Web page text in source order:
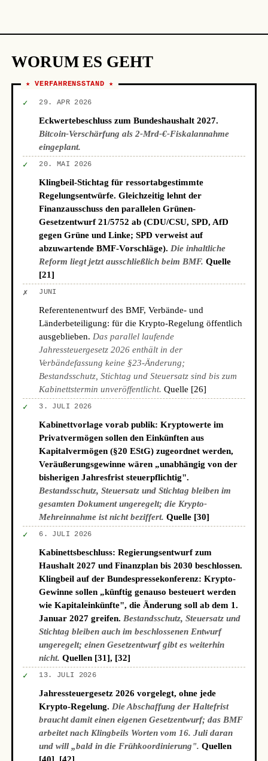
WORUM ES GEHT
★ VERFAHRENSSTAND ★
✓ 29. APR 2026
Eckwertebeschluss zum Bundeshaushalt 2027.
Bitcoin-Verschärfung als 2-Mrd-€-Fiskalannahme
eingeplant.
✓ 20. MAI 2026
Klingbeil-Stichtag für ressortabgestimmte
Regelungsentwürfe. Gleichzeitig lehnt der
Finanzausschuss den parallelen Grünen-
Gesetzentwurf 21/5752 ab (CDU/CSU, SPD, AfD
gegen Grüne und Linke; SPD verweist auf
abzuwartende BMF-Vorschläge). Die inhaltliche
Reform liegt jetzt ausschließlich beim BMF. Quelle
[21]
✗ JUNI
Referentenentwurf des BMF, Verbände- und
Länderbeteiligung: für die Krypto-Regelung öffentlich
ausgeblieben. Das parallel laufende
Jahressteuergesetz 2026 enthält in der
Verbändefassung keine §23-Änderung;
Bestandsschutz, Stichtag und Steuersatz sind bis zum
Kabinettstermin unveröffentlicht. Quelle [26]
✓ 3. JULI 2026
Kabinettvorlage vorab publik: Kryptowerte im
Privatvermögen sollen den Einkünften aus
Kapitalvermögen (§20 EStG) zugeordnet werden,
Veräußerungsgewinne wären „unabhängig von der
bisherigen Jahresfrist steuerpflichtig".
Bestandsschutz, Steuersatz und Stichtag bleiben im
gesamten Dokument ungeregelt; die Krypto-
Mehreinnahme ist nicht beziffert. Quelle [30]
✓ 6. JULI 2026
Kabinettsbeschluss: Regierungsentwurf zum
Haushalt 2027 und Finanzplan bis 2030 beschlossen.
Klingbeil auf der Bundespressekonferenz: Krypto-
Gewinne sollen „künftig genauso besteuert werden
wie Kapitaleinkünfte", die Änderung soll ab dem 1.
Januar 2027 greifen. Bestandsschutz, Steuersatz und
Stichtag bleiben auch im beschlossenen Entwurf
ungeregelt; einen Gesetzentwurf gibt es weiterhin
nicht. Quellen [31], [32]
✓ 13. JULI 2026
Jahressteuergesetz 2026 vorgelegt, ohne jede
Krypto-Regelung. Die Abschaffung der Haltefrist
braucht damit einen eigenen Gesetzentwurf; das BMF
arbeitet nach Klingbeils Worten vom 16. Juli daran
und will „bald in die Frühkoordinierung". Quellen